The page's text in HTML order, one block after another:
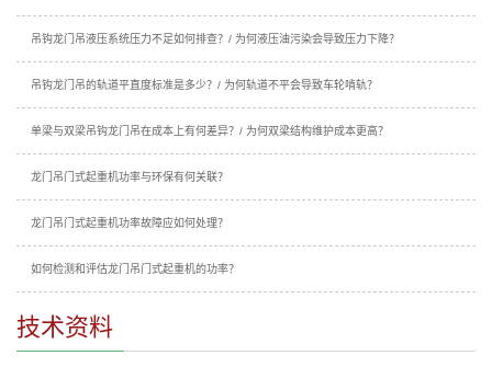
吊钩龙门吊液压系统压力不足如何排查？/ 为何液压油污染会导致压力下降？
吊钩龙门吊的轨道平直度标准是多少？/ 为何轨道不平会导致车轮啃轨？
单梁与双梁吊钩龙门吊在成本上有何差异？/ 为何双梁结构维护成本更高？
龙门吊门式起重机功率与环保有何关联？
龙门吊门式起重机功率故障应如何处理？
如何检测和评估龙门吊门式起重机的功率？
技术资料